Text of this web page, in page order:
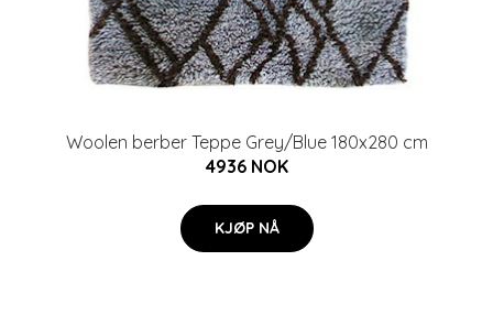
Woolen berber Teppe Grey/Blue 180x280 cm
4936 NOK
KJØP NÅ